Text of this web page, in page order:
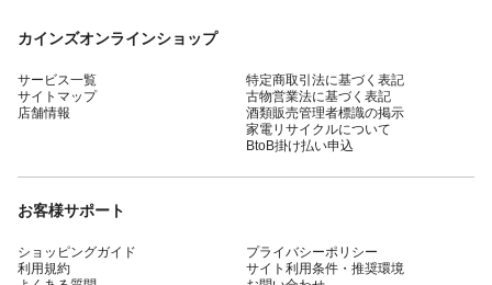
カインズオンラインショップ
サービス一覧
サイトマップ
店舗情報
特定商取引法に基づく表記
古物営業法に基づく表記
酒類販売管理者標識の掲示
家電リサイクルについて
BtoB掛け払い申込
お客様サポート
ショッピングガイド
利用規約
プライバシーポリシー
サイト利用条件・推奨環境